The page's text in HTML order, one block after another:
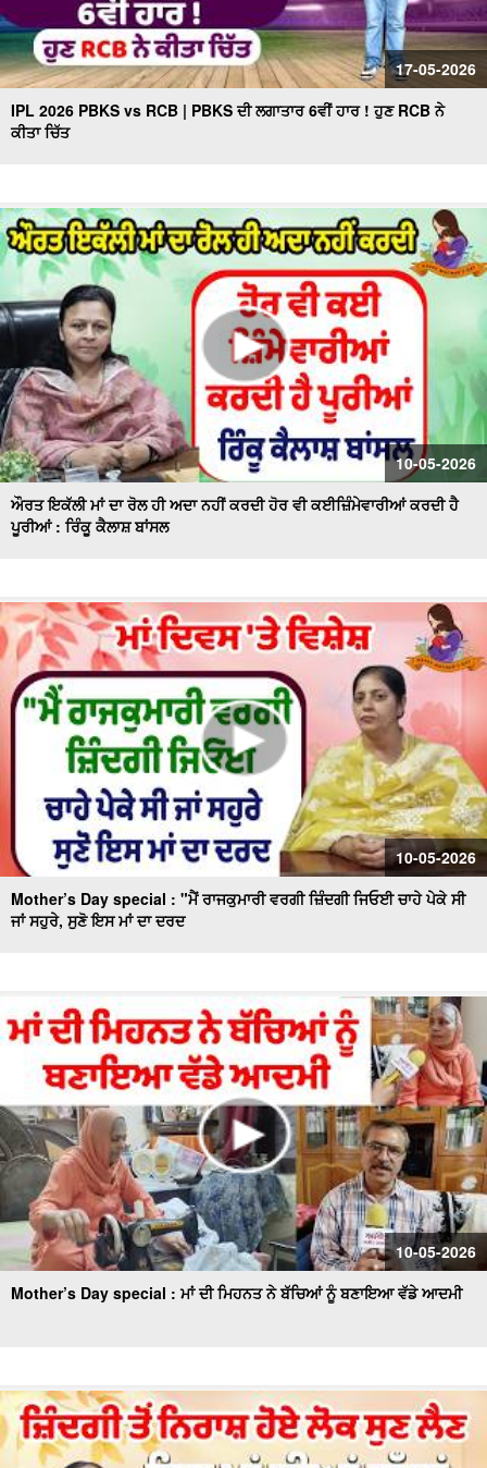
17-05-2026
IPL 2026 PBKS vs RCB | PBKS ਦੀ ਲਗਾਤਾਰ 6ਵੀਂ ਹਾਰ ! ਹੁਣ RCB ਨੇ
ਕੀਤਾ ਚਿੱਤ
10-05-2026
ਔਰਤ ਇਕੱਲੀ ਮਾਂ ਦਾ ਰੋਲ ਹੀ ਅਦਾ ਨਹੀਂ ਕਰਦੀ ਹੋਰ ਵੀ ਕਈਜ਼ਿੰਮੇਵਾਰੀਆਂ ਕਰਦੀ ਹੈ
ਪੂਰੀਆਂ : ਰਿੰਕੂ ਕੈਲਾਸ਼ ਬਾਂਸਲ
10-05-2026
Mother’s Day special : "ਮੈਂ ਰਾਜਕੁਮਾਰੀ ਵਰਗੀ ਜ਼ਿੰਦਗੀ ਜਿਓਈ ਚਾਹੇ ਪੇਕੇ ਸੀ
ਜਾਂ ਸਹੁਰੇ, ਸੁਣੋ ਇਸ ਮਾਂ ਦਾ ਦਰਦ
10-05-2026
Mother’s Day special : ਮਾਂ ਦੀ ਮਿਹਨਤ ਨੇ ਬੱਚਿਆਂ ਨੂੰ ਬਣਾਇਆ ਵੱਡੇ ਆਦਮੀ